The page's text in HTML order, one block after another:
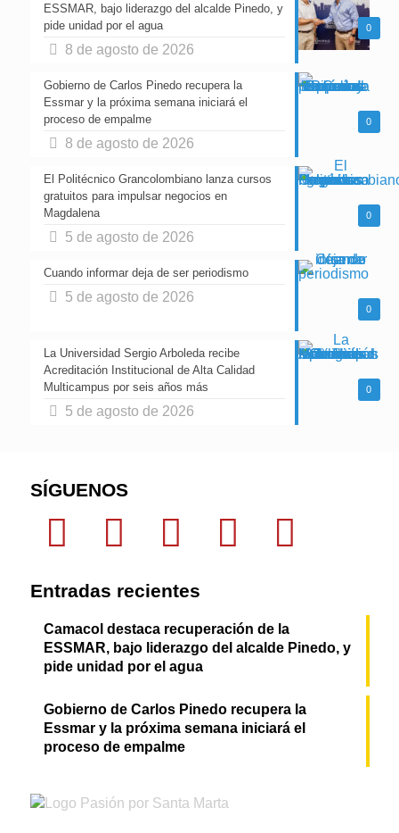
0
ESSMAR, bajo liderazgo del alcalde Pinedo, y
pide unidad por el agua
8 de agosto de 2026
0
Gobierno de Carlos Pinedo recupera la
Essmar y la próxima semana iniciará el
proceso de empalme
8 de agosto de 2026
0
El Politécnico Grancolombiano lanza cursos
gratuitos para impulsar negocios en
Magdalena
5 de agosto de 2026
0
Cuando informar deja de ser periodismo
5 de agosto de 2026
0
La Universidad Sergio Arboleda recibe
Acreditación Institucional de Alta Calidad
Multicampus por seis años más
5 de agosto de 2026
SÍGUENOS
Entradas recientes
Camacol destaca recuperación de la
ESSMAR, bajo liderazgo del alcalde Pinedo, y
pide unidad por el agua
Gobierno de Carlos Pinedo recupera la
Essmar y la próxima semana iniciará el
proceso de empalme